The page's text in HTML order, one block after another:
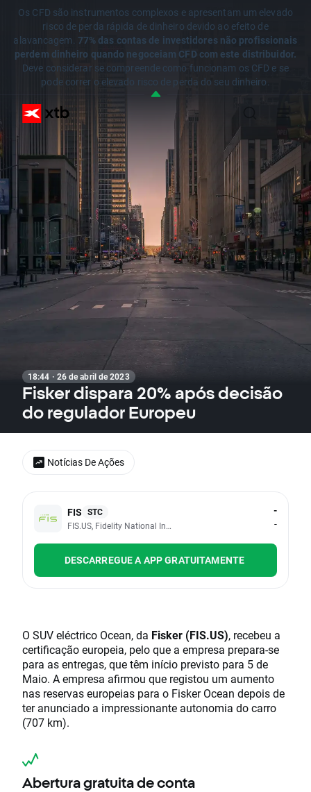
Os CFD são instrumentos complexos e apresentam um elevado
risco de perda rápida de dinheiro devido ao efeito de
alavancagem. 77% das contas de investidores não profissionais
perdem dinheiro quando negoceiam CFD com este distribuidor.
Deve considerar se compreende como funcionam os CFD e se
pode correr o elevado risco de perda do seu dinheiro.
18:44 · 26 de abril de 2023
Fisker dispara 20% após decisão
do regulador Europeu
FIS STC
FIS.US, Fidelity National Information Services Inc
-
-
DESCARREGUE A APP GRATUITAMENTE
O SUV eléctrico Ocean, da Fisker (FIS.US), recebeu a
certificação europeia, pelo que a empresa prepara-se
para as entregas, que têm início previsto para 5 de
Maio. A empresa afirmou que registou um aumento
nas reservas europeias para o Fisker Ocean depois de
ter anunciado a impressionante autonomia do carro
(707 km).
Abertura gratuita de conta
Notícias De Ações